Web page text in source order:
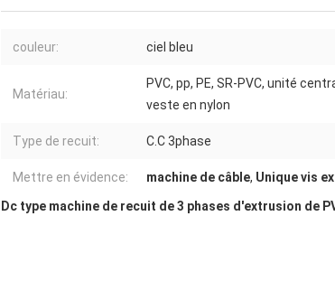
couleur: ciel bleu
Matériau:
PVC, pp, PE, SR-PVC, unité
veste en nylon
Type de recuit: C.C 3phase
Mettre en évidence: machine de câble, Unique vis
Dc type machine de recuit de 3 phases d'extrusion de